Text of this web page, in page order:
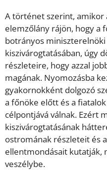
A történet szerint, amikor
elemzőlány rájön, hogy a
botrányos
kiszivárogtatásában, úgy
részleteire, hogy azzal
magának. Nyomozásba
gyakornokként dolgozó
a főnöke előtt és a
célpontjává válnak. Ezért
kiszivárogtatásának
ostromának részleteit és
ellentmondásait kutatják,
veszélybe.